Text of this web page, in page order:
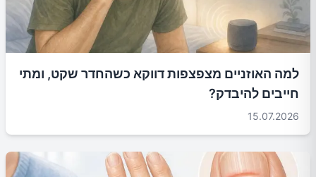
למה האוזניים מצפצפות דווקא כשהחדר שקט, ומתי
חייבים להיבדק?
15.07.2026